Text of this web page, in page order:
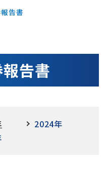
告書
告書
2024年